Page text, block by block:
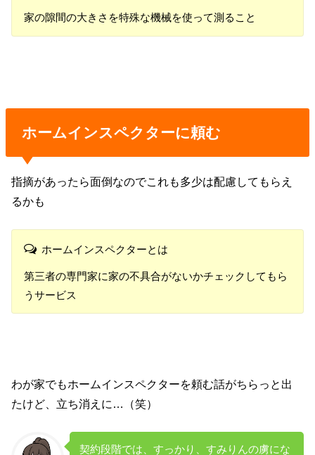
家の隙間の大きさを特殊な機械を使って測ること
ホームインスペクターに頼む
指摘があったら面倒なのでこれも多少は配慮してもらえ
るかも
ホームインスペクターとは
第三者の専門家に家の不具合がないかチェックしてもら
うサービス
わが家でもホームインスペクターを頼む話がちらっと出
たけど、立ち消えに…（笑）
契約段階では、すっかり、すみりんの虜にな